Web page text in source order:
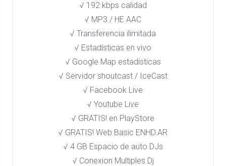
√ 192 kbps calidad
√ MP3 / HE AAC
√ Transferencia ilimitada
√ Estadísticas en vivo
√ Google Map estadísticas
√ Servidor shoutcast / IceCast
√ Facebook Live
√ Youtube Live
√ GRATIS! en PlayStore​
√ GRATIS! Web Basic ENHD.AR
√ 4 GB Espacio de auto DJs
√ Conexion Multiples Dj